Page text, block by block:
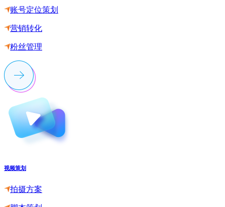
账号定位策划
营销转化
粉丝管理
视频策划
拍摄方案